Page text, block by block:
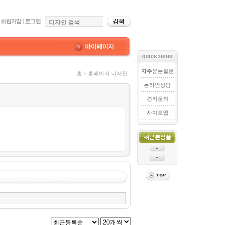
홈 > 홈페이지 디자인 자주묻는질문
온라인상담
견적문의
사이트맵